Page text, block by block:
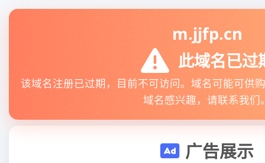
m.jjfp.cn
此域名已过
该域名注册已过期，目前不可访问。域名可能可供
域名感兴趣，请联系我们
广告展示